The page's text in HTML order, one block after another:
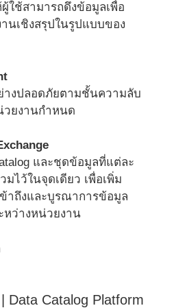
ใช้สามารถดึงข้อมูลเพื่อ
นเชิงสรุปในรูปแบบของ
างปลอดภัยตามชั้นความลับ
วยงานกำหนด
และชุดข้อมูลที่แต่ละ
ไว้ในจุดเดียว เพื่อเพิ่ม
าถึงและบูรณาการข้อมูล
หว่างหน่วยงาน
Data Catalog Platform